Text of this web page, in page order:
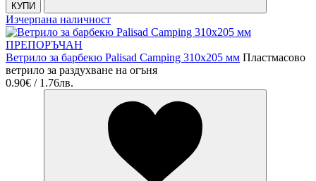
КУПИ
Изчерпана наличност
ПРЕПОРЪЧАН
Ветрило за барбекю Palisad Camping 310х205 мм Пластмасово
ветрило за раздухване на огъня
0.90€ / 1.76лв.